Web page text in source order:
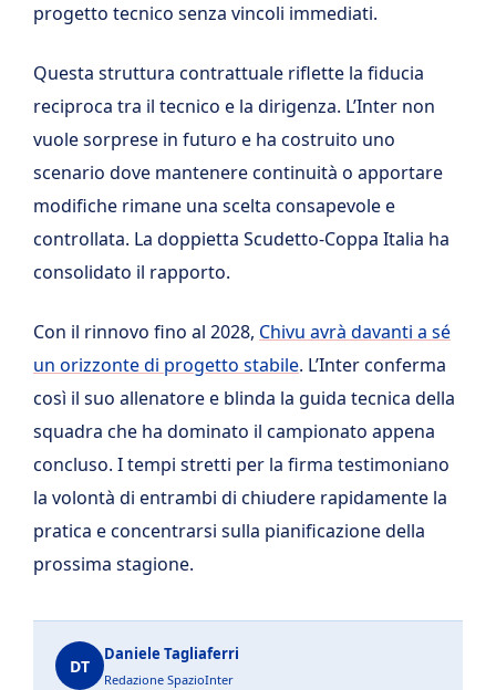
progetto tecnico senza vincoli immediati.
Questa struttura contrattuale riflette la fiducia
reciproca tra il tecnico e la dirigenza. L’Inter non
vuole sorprese in futuro e ha costruito uno
scenario dove mantenere continuità o apportare
modifiche rimane una scelta consapevole e
controllata. La doppietta Scudetto-Coppa Italia ha
consolidato il rapporto.
Con il rinnovo fino al 2028, Chivu avrà davanti a sé
un orizzonte di progetto stabile. L’Inter conferma
così il suo allenatore e blinda la guida tecnica della
squadra che ha dominato il campionato appena
concluso. I tempi stretti per la firma testimoniano
la volontà di entrambi di chiudere rapidamente la
pratica e concentrarsi sulla pianificazione della
prossima stagione.
DT
Daniele Tagliaferri
Redazione SpazioInter